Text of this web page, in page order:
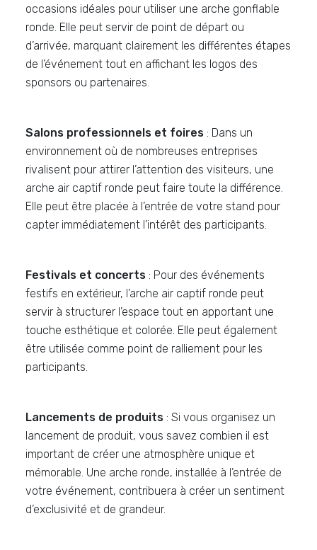
occasions idéales pour utiliser une arche gonflable
ronde. Elle peut servir de point de départ ou
d’arrivée, marquant clairement les différentes étapes
de l’événement tout en affichant les logos des
sponsors ou partenaires.
Salons professionnels et foires : Dans un
environnement où de nombreuses entreprises
rivalisent pour attirer l’attention des visiteurs, une
arche air captif ronde peut faire toute la différence.
Elle peut être placée à l’entrée de votre stand pour
capter immédiatement l’intérêt des participants.
Festivals et concerts : Pour des événements
festifs en extérieur, l’arche air captif ronde peut
servir à structurer l’espace tout en apportant une
touche esthétique et colorée. Elle peut également
être utilisée comme point de ralliement pour les
participants.
Lancements de produits : Si vous organisez un
lancement de produit, vous savez combien il est
important de créer une atmosphère unique et
mémorable. Une arche ronde, installée à l’entrée de
votre événement, contribuera à créer un sentiment
d’exclusivité et de grandeur.